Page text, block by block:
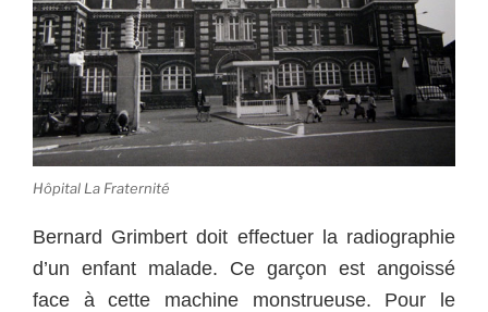
Hôpital La Fraternité
Bernard Grimbert doit effectuer la radiographie
d’un enfant malade. Ce garçon est angoissé
face à cette machine monstrueuse. Pour le